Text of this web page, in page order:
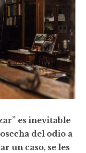
es inevitable
del odio a
un caso, se les